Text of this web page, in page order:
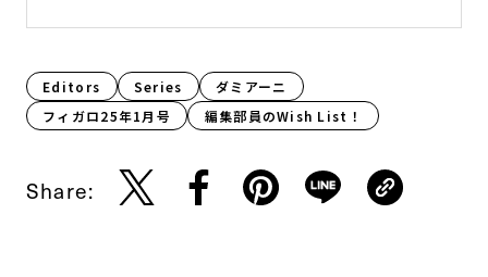
Editors Series
ダミアーニ
フィガロ25年1月号
編集部員のWish List！
Share: